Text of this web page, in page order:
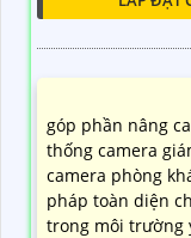
góp phần nâng
thống camera
camera phòng
pháp toàn diện
trong môi trường